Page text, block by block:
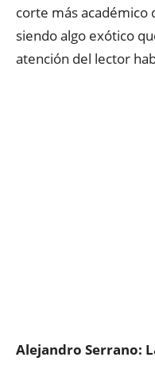
corte más
siendo algo exótico
atención del lector
Alejandro Serrano: